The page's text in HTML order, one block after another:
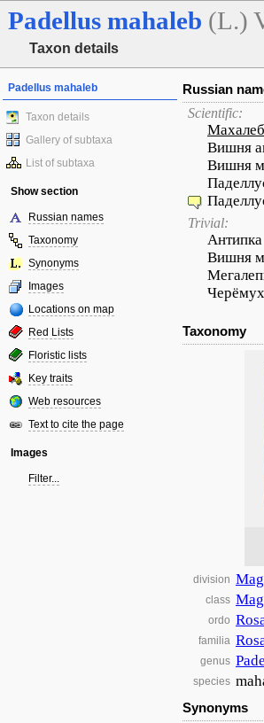
Padellus mahaleb (L.)
Taxon details
Padellus mahaleb
Taxon details
Gallery of subtaxa
List of subtaxa
Show section
Russian names
Taxonomy
Synonyms
Images
Locations on map
Red Lists
Floristic lists
Key traits
Web resources
Text to cite the page
Images
Filter...
Russian
Scientific:
Вишня
Вишня
Trivial:
Антипка
Вишня
Taxonomy
division
class
ordo
familia
genus
species
Synonyms